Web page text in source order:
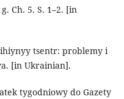
Ch. 5. S. 1–2. [in
tsentr: problemy i
[in Ukrainian].
tygodniowy do Gazety